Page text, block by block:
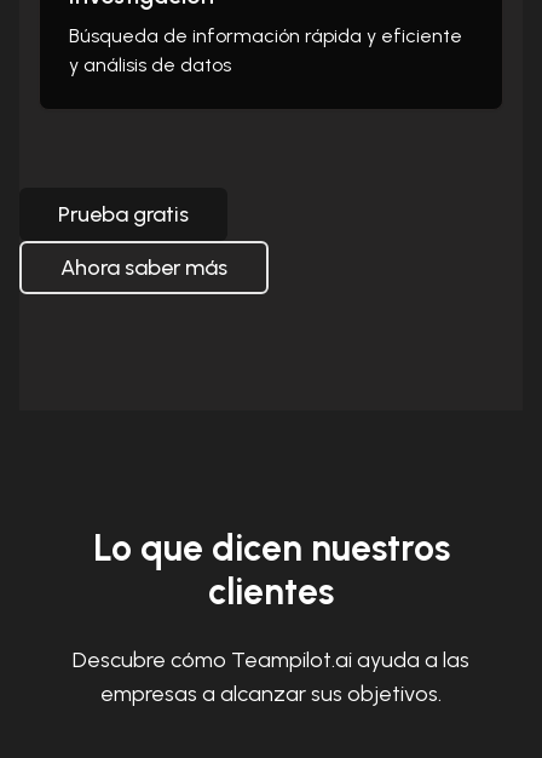
Búsqueda de información rápida y eficiente
y análisis de datos
Prueba gratis
Ahora saber más
Lo que dicen nuestros
clientes
Descubre cómo Teampilot.ai ayuda a las
empresas a alcanzar sus objetivos.